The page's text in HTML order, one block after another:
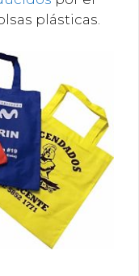
plásticas.